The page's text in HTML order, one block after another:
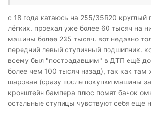
с 18 года катаюсь на 255/35R20 круглый
лёгких. проехал уже более 60 тысяч на
машины более 235 тысяч. вот недавно
передний левый ступичный подшипник.
всему был "пострадавшим" в ДТП ещё
более чем 100 тысяч назад), так как там
шаровая (сразу после покупки машины
кронштейн бампера плюс помят бачок
остальные ступицы чувствуют себя ещё